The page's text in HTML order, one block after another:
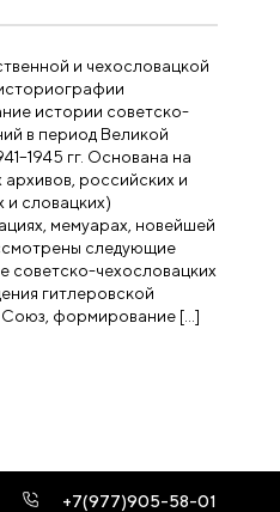
и чехословацкой
истории советско-
в период Великой
гг. Основана на
российских и
и словацких)
мемуарах, новейшей
следующие
советско-чехословацких
гитлеровской
Союз, формирование […]
+7(977)905-58-01